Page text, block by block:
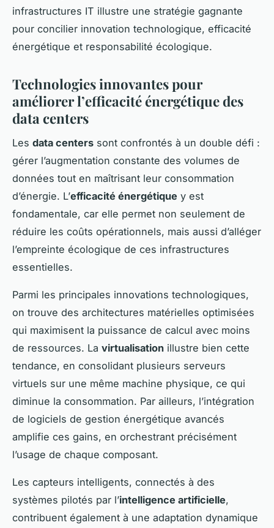
infrastructures IT illustre une stratégie gagnante
pour concilier innovation technologique, efficacité
énergétique et responsabilité écologique.
Technologies innovantes pour
améliorer l’efficacité énergétique des
data centers
Les data centers sont confrontés à un double défi :
gérer l’augmentation constante des volumes de
données tout en maîtrisant leur consommation
d’énergie. L’efficacité énergétique y est
fondamentale, car elle permet non seulement de
réduire les coûts opérationnels, mais aussi d’alléger
l’empreinte écologique de ces infrastructures
essentielles.
Parmi les principales innovations technologiques,
on trouve des architectures matérielles optimisées
qui maximisent la puissance de calcul avec moins
de ressources. La virtualisation illustre bien cette
tendance, en consolidant plusieurs serveurs
virtuels sur une même machine physique, ce qui
diminue la consommation. Par ailleurs, l’intégration
de logiciels de gestion énergétique avancés
amplifie ces gains, en orchestrant précisément
l’usage de chaque composant.
Les capteurs intelligents, connectés à des
systèmes pilotés par l’intelligence artificielle,
contribuent également à une adaptation dynamique